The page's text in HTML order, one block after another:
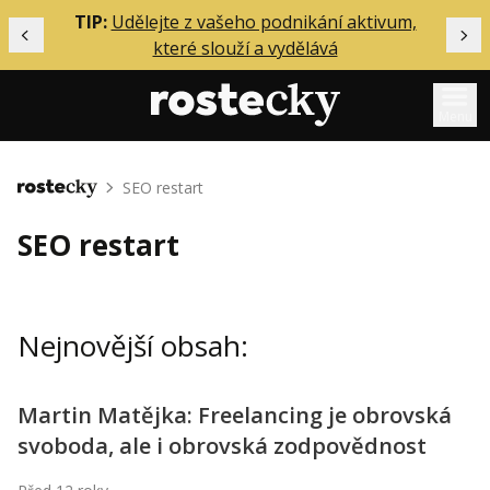
Předchozí
TIP: Udělejte z vašeho podnikání aktivum,
které slouží a vydělává
Mentoring
Solo
Inzerce
Přihlášení
Domů SEO restart
SEO restart
Nejnovější obsah:
Martin Matějka: Freelancing je obrovská
svoboda, ale i obrovská zodpovědnost